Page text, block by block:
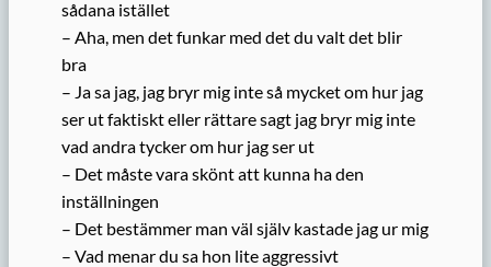
sådana istället
– Aha, men det funkar med det du valt det blir
bra
– Ja sa jag, jag bryr mig inte så mycket om hur jag
ser ut faktiskt eller rättare sagt jag bryr mig inte
vad andra tycker om hur jag ser ut
– Det måste vara skönt att kunna ha den
inställningen
– Det bestämmer man väl själv kastade jag ur mig
– Vad menar du sa hon lite aggressivt